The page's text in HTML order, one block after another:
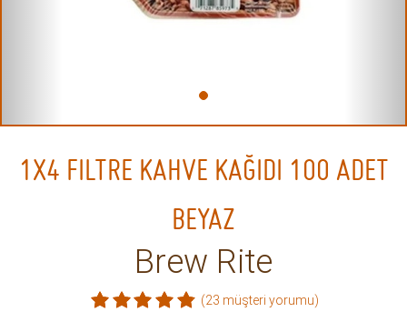
1X4 FILTRE KAHVE KAĞIDI 100 ADET
BEYAZ
Brew Rite
(23 müşteri yorumu)